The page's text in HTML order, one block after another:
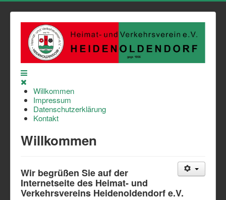
Willkommen
Impressum
Datenschutzerklärung
Kontakt
Willkommen
Wir begrüßen Sie auf der
Internetseite des Heimat- und
Verkehrsvereins Heidenoldendorf e.V.